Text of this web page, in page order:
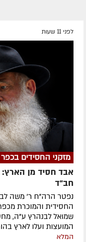
לפני 11 שעות
מזקני החסידים
אבד חסיד מן
חב"ד
נפטר הרה"ח ר' משה
החסידית והמוכרת
שמואל לבנהרץ ע"ה,
המועצות ועלו לארץ
המלא